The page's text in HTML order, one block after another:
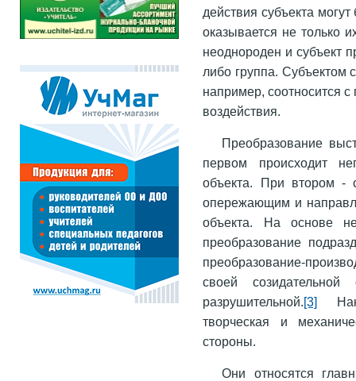
действия субъекта
оказывается не только
неоднороден и субъект
либо группа. Субъектом
например, соотносится
воздействия.
Преобразование
первом происходит
объекта. При втором -
опережающим и
объекта. На основе
преобразование
преобразование-
своей созидательной
разрушительной.[3]
творческая и
стороны.
Они относятся